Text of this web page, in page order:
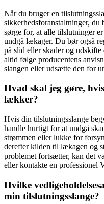
Når du bruger en
sikkerhedsforanstaltninger, du
sørge for, at alle tilslutninger
undgå lækager. Du bør også
på slid eller skader og
altid følge producentens
slangen eller udsætte den for
Hvad skal jeg gøre,
lækker?
Hvis din tilslutningsslange
handle hurtigt for at undgå
strømmen eller lukke for
derefter kilden til lækagen og
problemet fortsætter, kan det
eller kontakte en
Hvilke
min tilslutningsslange?